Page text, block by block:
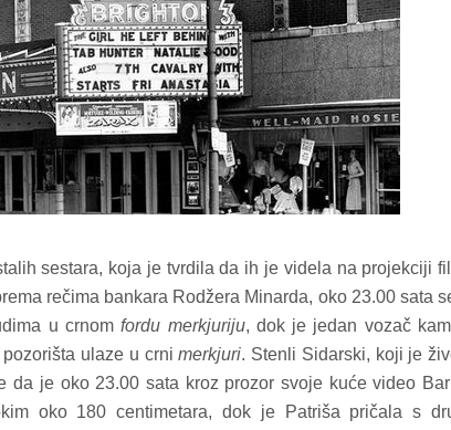
sestara, koja je tvrdila da ih je videla na projekciji
rečima bankara Rodžera Minarda, oko 23.00 sata
u crnomfordu merkjuriju, dok je jedan vozač
pozorišta ulaze u crnimerkjuri. Stenli Sidarski, koji je
da je oko 23.00 sata kroz prozor svoje kuće video
oko 180 centimetara, dok je Patriša pričala s
2018
2019